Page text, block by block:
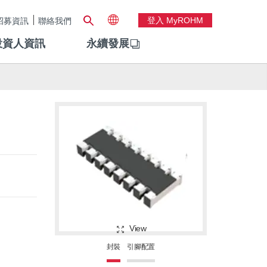
募資訊 聯絡我們 登入 MyROHM
人資訊 永續發展
View
封裝 引腳配置